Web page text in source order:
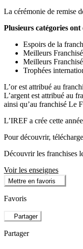
La cérémonie de remise
Plusieurs catégories ont
Espoirs de la
Meilleurs
Meilleurs
Trophées
L’or est attribué au
L’argent est attribué au
ainsi qu’au franchisé Le
L’IREF a crée cette
Pour découvrir,
Découvrir les franchises
Voir les enseignes
Mettre en favoris
Favoris
Partager
Partager